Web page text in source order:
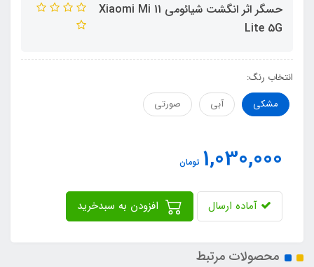
حسگر اثر انگشت شیائومی Xiaomi Mi 11
Lite 5G
انتخاب رنگ:
مشکی
آبی صورتی
1,030,000 تومان
آماده ارسال
محصولات مرتبط